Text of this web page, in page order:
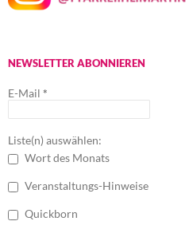
NEWSLETTER ABONNIEREN
E-Mail *
Liste(n) auswählen:
Wort des Monats
Veranstaltungs-Hinweise
Quickborn